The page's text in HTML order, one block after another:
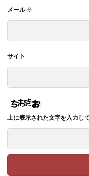
メール ※
サイト
上に表示された文字を入力し